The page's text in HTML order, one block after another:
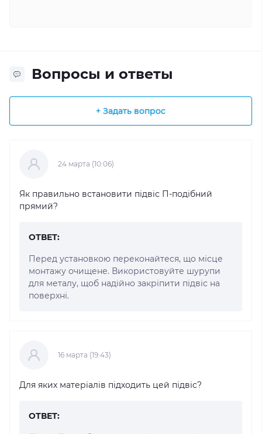
Вопросы и ответы
+ Задать вопрос
24 марта (10:06)
Як правильно встановити підвіс П-подібний
прямий?
ОТВЕТ:
Перед установкою переконайтеся, що місце
монтажу очищене. Використовуйте шурупи
для металу, щоб надійно закріпити підвіс на
поверхні.
16 марта (19:43)
Для яких матеріалів підходить цей підвіс?
ОТВЕТ: